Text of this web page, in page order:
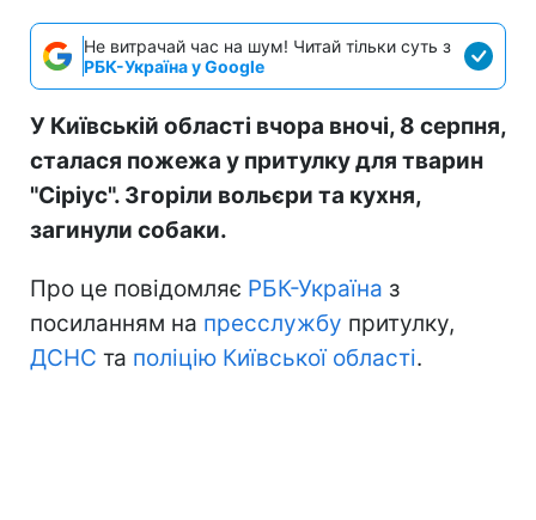
Не витрачай час на шум! Читай тільки суть з
РБК-Україна у Google
У Київській області вчора вночі, 8 серпня,
сталася пожежа у притулку для тварин
"Сіріус". Згоріли вольєри та кухня,
загинули собаки.
Про це повідомляє РБК-Україна з
посиланням на пресслужбу притулку,
ДСНС та поліцію Київської області.